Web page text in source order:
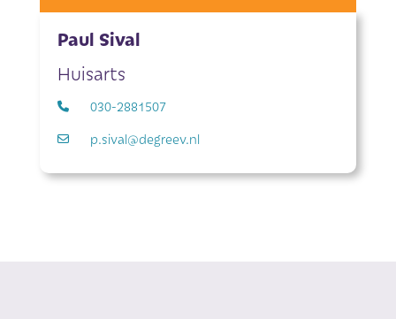
Paul Sival
Huisarts
030-2881507
p.sival@degreev.nl